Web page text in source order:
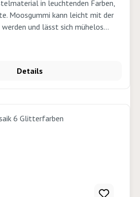
in leuchtenden Farben,
Moosgummi kann leicht mit der
und lässt sich mühelos
29x40cm, 2mm
Details